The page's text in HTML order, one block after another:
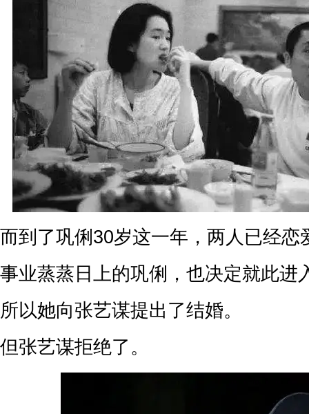
而到了巩俐30岁这一年，两人已经恋
事业蒸蒸日上的巩俐，也决定就此进
所以她向张艺谋提出了结婚。
但张艺谋拒绝了。